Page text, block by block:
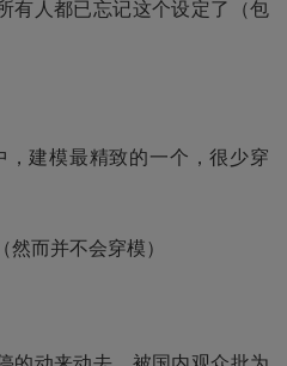
有人都已忘记这个设定了（包
建模最精致的一个，很少穿
而并不会穿模）